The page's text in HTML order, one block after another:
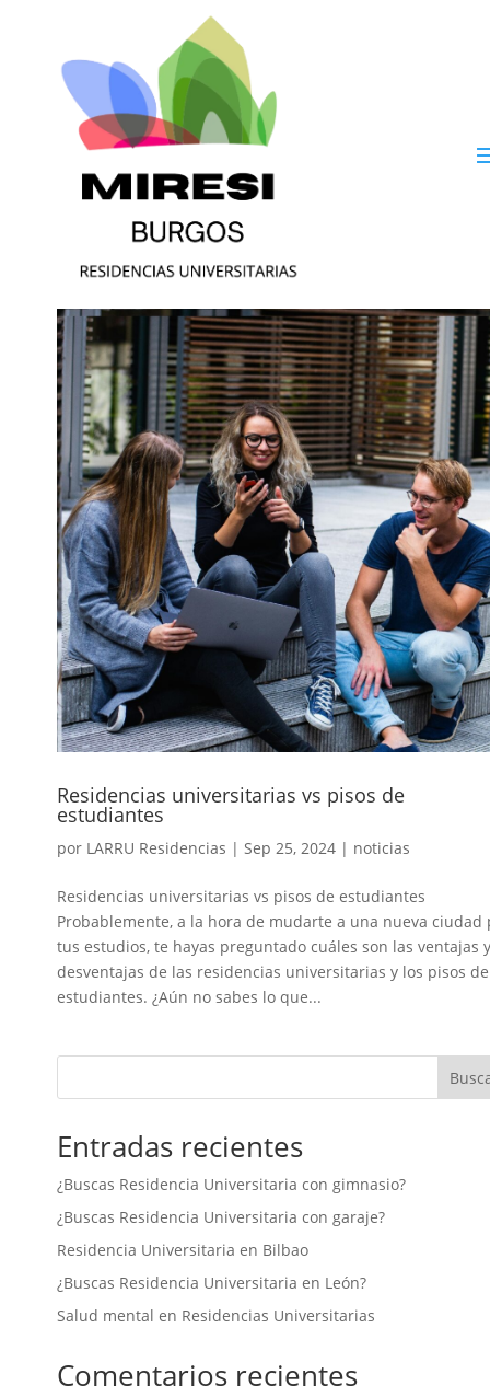
Residencias universitarias vs pisos de
estudiantes
por LARRU Residencias | Sep 25, 2024 | noticias
Residencias universitarias vs pisos de estudiantes
Probablemente, a la hora de mudarte a una nueva ciudad
tus estudios, te hayas preguntado cuáles son las ventajas y
desventajas de las residencias universitarias y los pisos de
estudiantes. ¿Aún no sabes lo que...
Entradas recientes
¿Buscas Residencia Universitaria con gimnasio?
¿Buscas Residencia Universitaria con garaje?
Residencia Universitaria en Bilbao
¿Buscas Residencia Universitaria en León?
Salud mental en Residencias Universitarias
Comentarios recientes